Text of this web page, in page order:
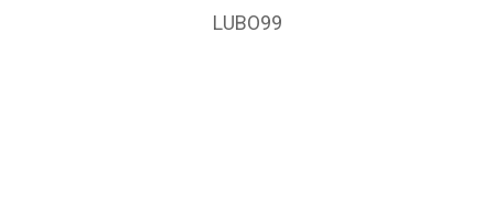
LUBO99